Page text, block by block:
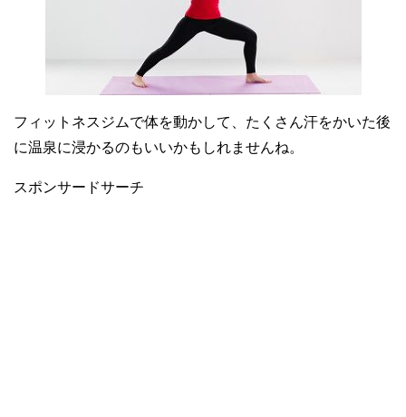
フィットネスジムで体を動かして、たくさん汗をかいた後
に温泉に浸かるのもいいかもしれませんね。
スポンサードサーチ